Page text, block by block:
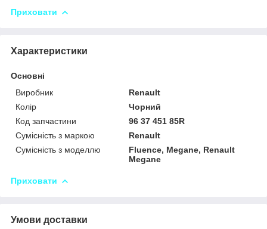
Приховати
Характеристики
Основні
Виробник
Renault
Колір
Чорний
Код запчастини
96 37 451 85R
Сумісність з маркою
Renault
Сумісність з моделлю
Fluence, Megane, Renault
Megane
Приховати
Умови доставки